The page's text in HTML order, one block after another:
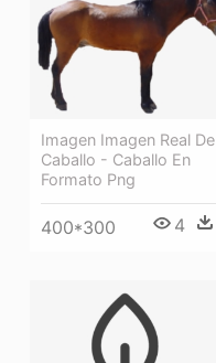
Imagen Imagen Real De
Caballo - Caballo En
Formato Png
400*300 4